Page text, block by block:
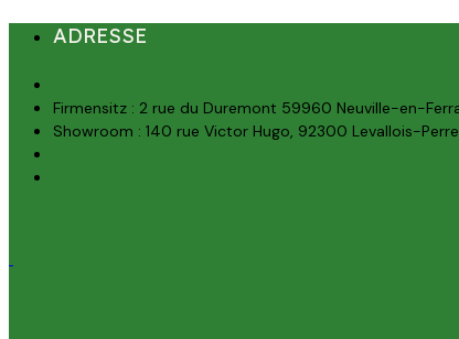
ADRESSE
Firmensitz : 2 rue du Duremont 59960 Neuville-en-
Showroom : 140 rue Victor Hugo, 92300 Levallois-